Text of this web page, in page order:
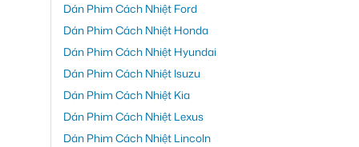
Dán Phim Cách Nhiệt Ford
Dán Phim Cách Nhiệt Honda
Dán Phim Cách Nhiệt Hyundai
Dán Phim Cách Nhiệt Isuzu
Dán Phim Cách Nhiệt Kia
Dán Phim Cách Nhiệt Lexus
Dán Phim Cách Nhiệt Lincoln